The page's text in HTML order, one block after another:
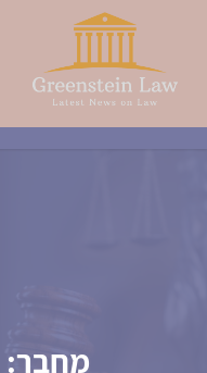
מחבר: